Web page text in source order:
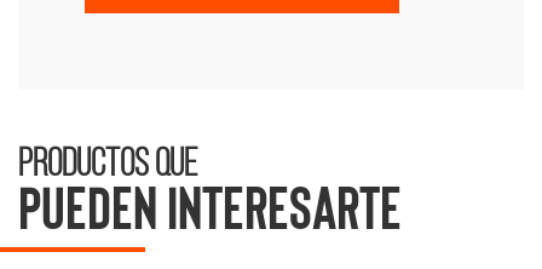
Productos que
pueden interesarte